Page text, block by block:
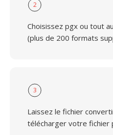
2
Choisissez pgx ou tout
(plus de 200 formats
3
Laissez le fichier
télécharger votre fichier